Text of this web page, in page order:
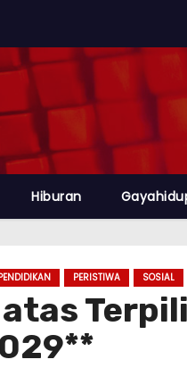
Hiburan
PERISTIWA SOSIAL